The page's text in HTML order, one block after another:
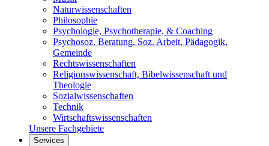
Naturwissenschaften
Philosophie
Psychologie, Psychotherapie, & Coaching
Psychosoz. Beratung, Soz. Arbeit, Pädagogik,
Gemeinde
Rechtswissenschaften
Religionswissenschaft, Bibelwissenschaft und
Theologie
Sozialwissenschaften
Technik
Wirtschaftswissenschaften
Unsere Fachgebiete
Services